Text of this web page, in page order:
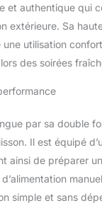
sur les
dansantes,
aussi une
OPTIMALE
CHALEUR,
FONCTION
BonVes est
GRILLE
facilement
vous
délicieux
et authentique qui
extérieure. Sa
utilisation
des soirées
par sa double
Il est équipé
ainsi de préparer
simple et sans